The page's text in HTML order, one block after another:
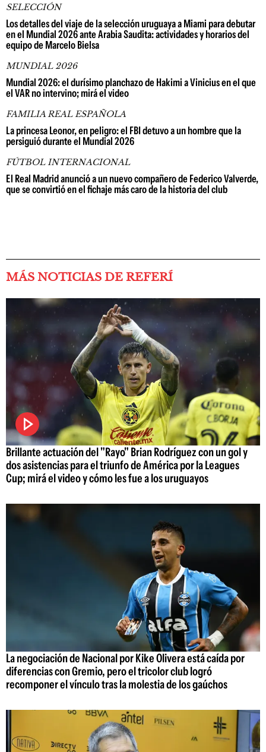
SELECCIÓN
Los detalles del viaje de la selección uruguaya a Miami para debutar
en el Mundial 2026 ante Arabia Saudita: actividades y horarios del
equipo de Marcelo Bielsa
MUNDIAL 2026
Mundial 2026: el durísimo planchazo de Hakimi a Vinicius en el que
el VAR no intervino; mirá el video
FAMILIA REAL ESPAÑOLA
La princesa Leonor, en peligro: el FBI detuvo a un hombre que la
persiguió durante el Mundial 2026
FÚTBOL INTERNACIONAL
El Real Madrid anunció a un nuevo compañero de Federico Valverde,
que se convirtió en el fichaje más caro de la historia del club
MÁS NOTICIAS DE REFERÍ
Brillante actuación del "Rayo" Brian Rodríguez con un gol y
dos asistencias para el triunfo de América por la Leagues
Cup; mirá el video y cómo les fue a los uruguayos
La negociación de Nacional por Kike Olivera está caída por
diferencias con Gremio, pero el tricolor club logró
recomponer el vínculo tras la molestia de los gaúchos